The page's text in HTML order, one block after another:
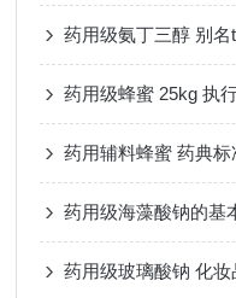
药用级氨丁三醇 别
药用级蜂蜜 25kg 执
药用辅料蜂蜜 药典
药用级海藻酸钠的基